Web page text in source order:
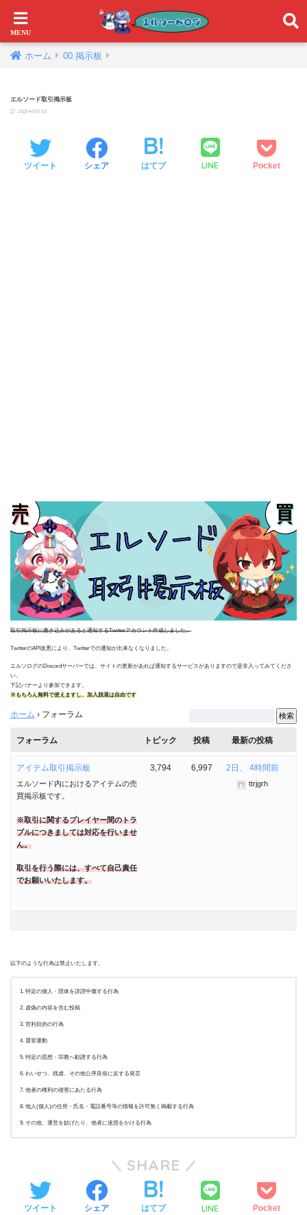
ホーム 00.掲示板
エルソード取引掲示板
2023年10月5日
ツイート シェア はてブ LINE Pocket
取引掲示板に書き込みがあると通知するTwitterアカウント作成しました。
TwitterのAPI改悪により、Twitterでの通知が出来なくなりました。
エルソログのDiscordサーバーでは、サイトの更新があれば通知するサービスがありますので是非入ってみてくださ
い。
下記バナーより参加できます。
※もちろん無料で使えますし、加入脱退は自由です
ホーム › フォーラム
フォーラム トピック 投稿 最新の投稿
アイテム取引掲示板
エルソード内におけるアイテムの売
買掲示板です。
※取引に関するプレイヤー間のトラ
ブルにつきましては対応を行いませ
ん。
取引を行う際には、すべて自己責任
でお願いいたします。
3,794 6,997 2日、 4時間前
ttrjgrh
以下のような行為は禁止いたします。
特定の個人・団体を誹謗中傷する行為
虚偽の内容を含む投稿
営利目的の行為
選挙運動
特定の思想・宗教へ勧誘する行為
わいせつ、残虐、その他公序良俗に反する発言
他者の権利の侵害にあたる行為
他人(個人)の住所・氏名・電話番号等の情報を許可無く掲載する行為
その他、運営を妨げたり、他者に迷惑をかける行為
SHARE
ツイート シェア はてブ LINE Pocket